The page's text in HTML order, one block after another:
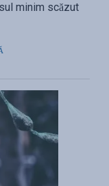
minim scăzut